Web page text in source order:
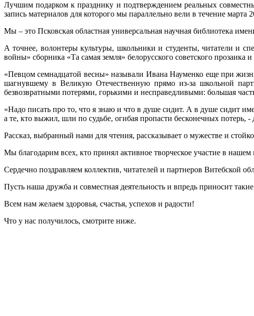
Лучшим подарком к празднику и подтверждением реальных
запись материалов для которого мы параллельно вели в течение марта
Мы – это Псковская областная универсальная научная библиотека
А точнее, волонтеры культуры, школьники и студенты, читатели и
войны» сборника «Та самая земля» белорусского советского прозаика
«Певцом семнадцатой весны» называли Ивана Науменко еще при
шагнувшему в Великую Отечественную прямо из-за школьной
безвозвратными потерями, горькими и несправедливыми: большая
«Надо писать про то, что я знаю и что в душе сидит. А в душе сидит
а те, кто выжил, шли по судьбе, огибая пропасти бесконечных потерь, -
Рассказ, выбранный нами для чтения, рассказывает о мужестве и
Мы благодарим всех, кто принял активное творческое участие в нашем
Сердечно поздравляем коллектив, читателей и партнеров
Пусть наша дружба и совместная деятельность и впредь приносит
Всем нам желаем здоровья, счастья, успехов и радости!
Что у нас получилось, смотрите ниже.